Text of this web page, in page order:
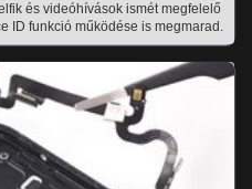
és videóhívások ismét megfelelő
ID funkció működése is megmarad.